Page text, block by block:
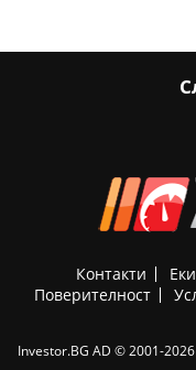
Контакти
Поверителност
Investor.BG AD © 2001-